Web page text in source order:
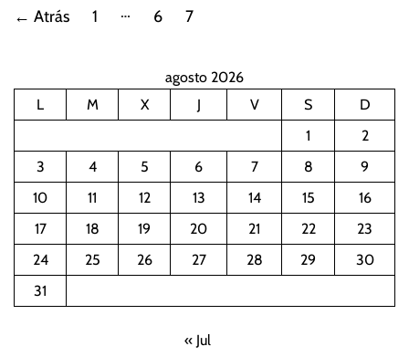
g
i
c
i
← Atrás 1 … 6 7
agosto 2026
L
M X J V S
D
1
2
3
4 5 6 7 8
9
10
11 12 13 14 15
16
17
18 19 20 21 22
23
24
25 26 27 28 29
30
31
« Jul